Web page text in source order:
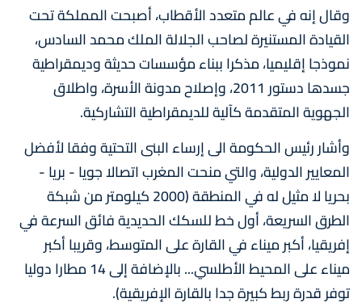
وقال إنه في عالم متعدد الأقطاب، أصبحت المملكة تحت
القيادة المستنيرة لصاحب الجلالة الملك محمد السادس،
نموذجا إقليميا، مذكرا ببناء مؤسسات حديثة وديمقراطية
جسدها دستور 2011، وإصلاح مدونة الأسرة، واطلاق
الجهوية المتقدمة كآلية للديمقراطية التشاركية.
وأشار رئيس الحكومة الى إرساء البنى التحتية وفقا لأفضل
المعايير الدولية، والتي منحت المغرب اتصالا جويا - بريا -
بحريا لا مثيل له في المنطقة (2000 كيلومتر من شبكة
الطرق السريعة، أول خط للسكك الحديدية فائق السرعة في
إفريقيا، أكبر ميناء في القارة على المتوسط، وقريبا أكبر
ميناء على المحيط الأطلسي... بالإضافة إلى 14 مطارا دوليا
توفر قدرة ربط كبيرة جدا بالقارة الإفريقية).